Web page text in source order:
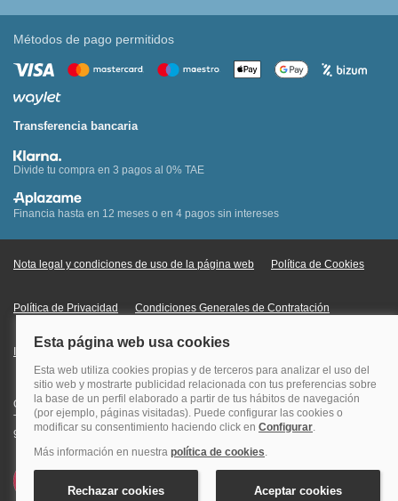
Métodos de pago permitidos
Transferencia bancaria
Divide tu compra en 3 pagos al 0% TAE
Financia hasta en 12 meses o en 4 pagos sin intereses
Nota legal y condiciones de uso de la página web Política de Cookies
Política de Privacidad Condiciones Generales de Contratación
Información Legal sobre Mercados en Línea
Quehoteles.com - Especialistas en hoteles © Copyright Veturis Travel S.A.
Todos los derechos reservados. Autorización nº I-AV0000879.4 Tel: +34
915759999